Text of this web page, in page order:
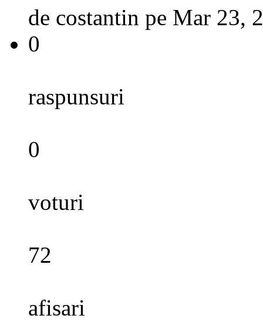
de costantin pe Mar 23,
0
raspunsuri
0
voturi
72
afisari